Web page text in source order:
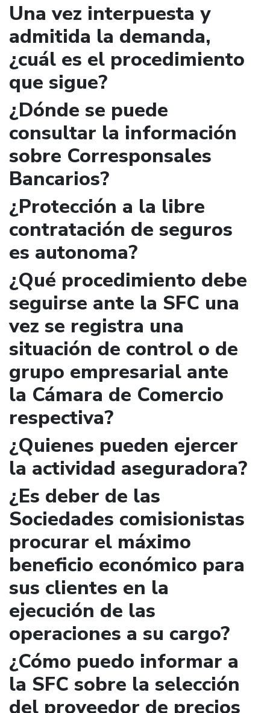
Una vez interpuesta y
admitida la demanda,
¿cuál es el procedimiento
que sigue?
¿Dónde se puede
consultar la información
sobre Corresponsales
Bancarios?
¿Protección a la libre
contratación de seguros
es autonoma?
¿Qué procedimiento debe
seguirse ante la SFC una
vez se registra una
situación de control o de
grupo empresarial ante
la Cámara de Comercio
respectiva?
¿Quienes pueden ejercer
la actividad aseguradora?
¿Es deber de las
Sociedades comisionistas
procurar el máximo
beneficio económico para
sus clientes en la
ejecución de las
operaciones a su cargo?
¿Cómo puedo informar a
la SFC sobre la selección
del proveedor de precios